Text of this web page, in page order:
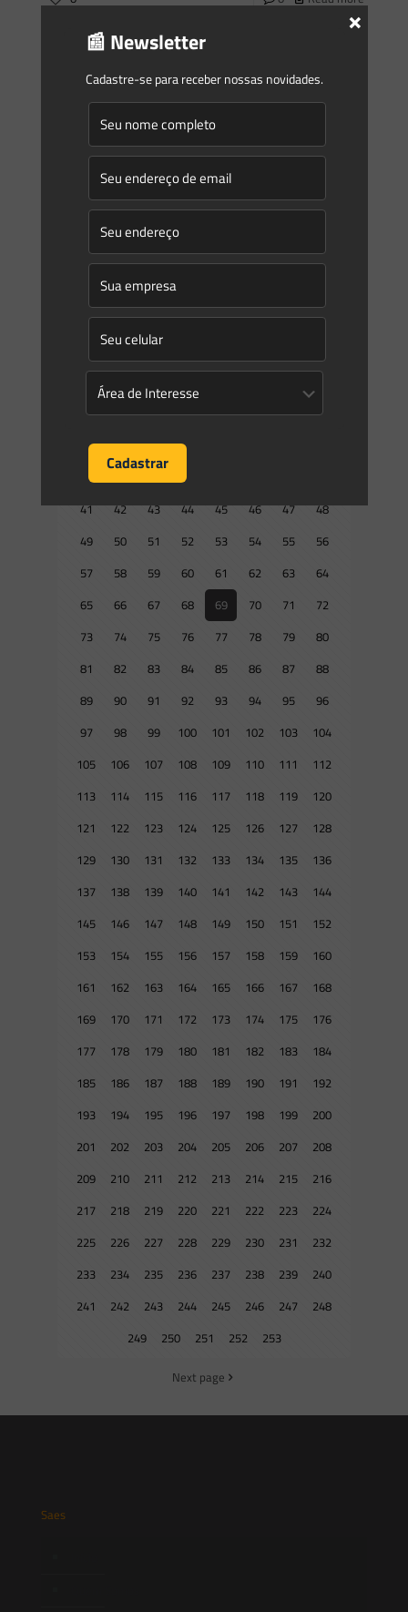
Newsletter Saes Advogados – 181 | Temas Gerais
Informativo 181Agosto/2022 Newsletter | Temas Gerais
Caros leitores, Nesta newsletter, destacamos os seguintes
temas: #Reserva Legal Em “Instituição, Delimitação e
Realocação. Tudo sobre Reserva Legal” abordamos as
regras gerais e[…]
2 3
17
18 19 20 21 22 23
24
25
26 27 28
33
36
41
42 43 44 45 46 47
48
49
50 51 52 53 54 55
56
57
58 59 60 61 62 63
64
65
66 67 68 69 70 71
72
73
74 75 76 77 78 79
80
81
82 83 84 85 86 87
88
89
90 91 92 93 94 95
96
97
98 99 100 101 102 103
104
105
106 107 108 109 110 111
112
113
114 115 116 117 118 119
120
121
122 123 124 125 126 127
128
129
130 131 132 133 134 135
136
137
138 139 140 141 142 143
144
145
146 147 148 149 150 151
152
153
154 155 156 157 158 159
160
161
162 163 164 165 166 167
168
169
170 171 172 173 174 175
176
177
178 179 180 181 182 183
184
185
186 187 188 189 190 191
192
193
194 195 196 197 198 199
200
201
202 203 204 205 206 207
208
209
210 211 212 213 214 215
216
217
218 219 220 221 222 223
224
225
226 227 228 229 230 231
232
233
234 235 236 237 238 239
240
241
242 243 244 245 246 247
248
249
250 251 252 253
Next page
Saes
📰 Newsletter
Cadastre-se para receber nossas novidades.
×